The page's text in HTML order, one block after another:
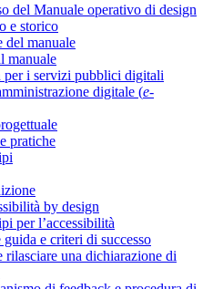
del Manuale operativo di design
e storico
del manuale
manuale
per i servizi pubblici digitali
digitale (e-
pratiche
by design
per l’accessibilità
e criteri di successo
rilasciare una dichiarazione di